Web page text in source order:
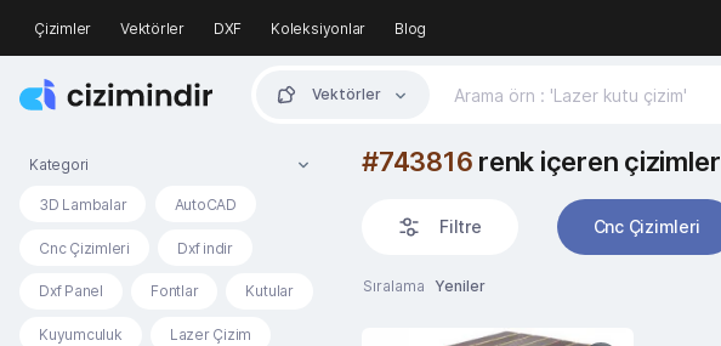
Çizimler Vektörler DXF Koleksiyonlar Blog
Vektörler
Kategori
3D Lambalar AutoCAD
Cnc Çizimleri Dxf indir
Dxf Panel Fontlar Kutular
Kuyumculuk Lazer Çizim
#743816 renk içeren çizimler
Filtre Cnc Çizimleri
Sıralama Yeniler